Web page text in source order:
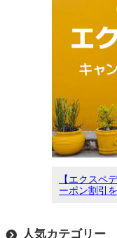
【エクスペ
ーポン割引
人気カテゴリー